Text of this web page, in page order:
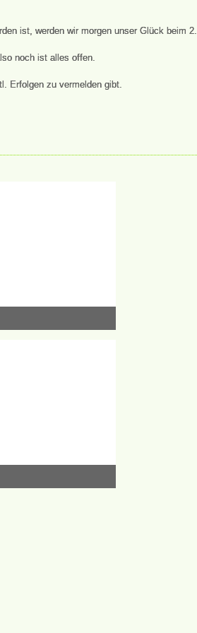
ist, werden wir morgen unser Glück beim 2.
noch ist alles offen.
Erfolgen zu vermelden gibt.
mal angesehen
mal angesehen